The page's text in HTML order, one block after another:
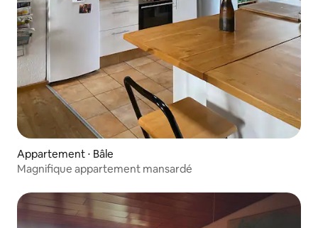
Appartement ⋅ Bâle
Magnifique appartement mansardé